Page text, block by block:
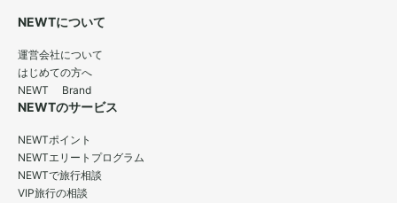
NEWTについて
運営会社について
はじめての方へ
NEWT Brand
NEWTのサービス
NEWTポイント
NEWTエリートプログラム
NEWTで旅行相談
VIP旅行の相談